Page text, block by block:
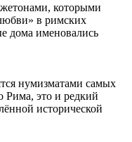
которыми
в римских
дома именовались
нумизматами самых
Рима, это и редкий
исторической